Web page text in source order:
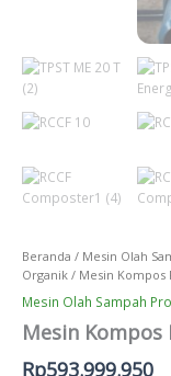
Beranda / Mesin Olah
Organik / Mesin Kompos
Mesin Olah Sampah
Mesin Kompos
Rp593.999.950